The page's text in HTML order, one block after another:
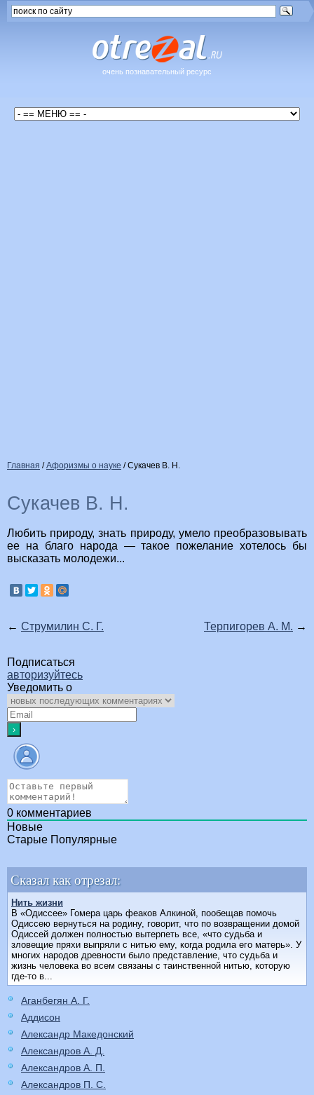
очень познавательный ресурс
Главная /Афоризмы о науке /Сукачев В. Н.
Сукачев В. Н.
Любить природу, знать природу, умело преобразовывать
ее на благо народа — такое пожелание хотелось бы
высказать молодежи...
← Струмилин С. Г. Терпигорев А. М. →
Подписаться
авторизуйтесь
Уведомить о
0 комментариев
Новые
Старые Популярные
Сказал как отрезал:
Нить жизни
В «Одиссее» Гомера царь феаков Алкиной, пообещав помочь
Одиссею вернуться на родину, говорит, что по возвращении домой
Одиссей должен полностью вытерпеть все, «что судьба и
зловещие пряхи выпряли с нитью ему, когда родила его матерь». У
многих народов древности было представление, что судьба и
жизнь человека во всем связаны с таинственной нитью, которую
где-то в...
Аганбегян А. Г.
Аддисон
Александр Македонский
Александров А. Д.
Александров А. П.
Александров П. С.